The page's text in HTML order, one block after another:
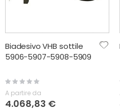
Biadesivo VHB sottile
5906-5907-5908-5909
Rating:
A partire da
4.068,83 €